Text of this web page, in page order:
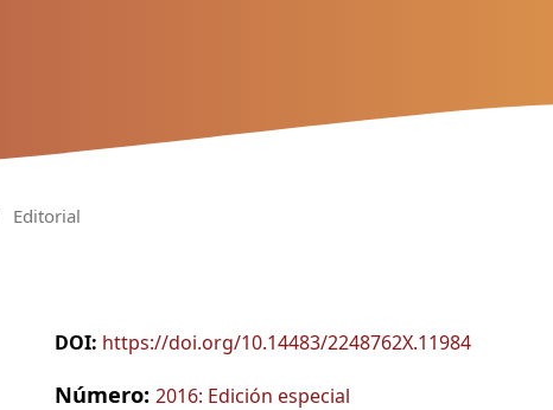
Editorial
DOI: https://doi.org/10.14483/2248762X.11984
Número: 2016: Edición especial